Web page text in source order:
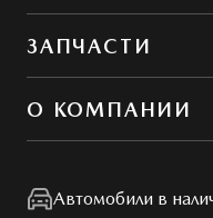
Сервис и ремонт
Обслуживание
ЗАПЧАСТИ
MZD Oil & Parts
О КОМПАНИИ
Мир Mazda
Автомобили в